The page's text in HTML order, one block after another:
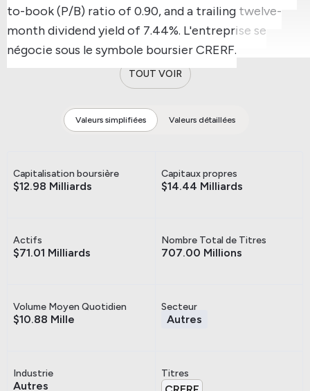
to-book (P/B) ratio of 0.90, and a trailing twelve-
month dividend yield of 7.44%. L'entreprise se
négocie sous le symbole boursier CRERF.
TOUT VOIR
Valeurs simplifiées Valeurs détaillées
Capitalisation boursière
$12.98 Milliards
Capitaux propres
$14.44 Milliards
Actifs
$71.01 Milliards
Nombre Total de Titres
707.00 Millions
Volume Moyen Quotidien
$10.88 Mille
Secteur
Autres
Industrie
Autres
Titres